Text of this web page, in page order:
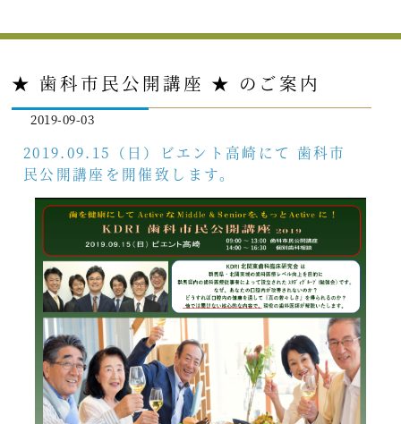
★ 歯科市民公開講座 ★ のご案内
2019-09-03
2019.09.15（日）ビエント高崎にて 歯科市
民公開講座を開催致します。